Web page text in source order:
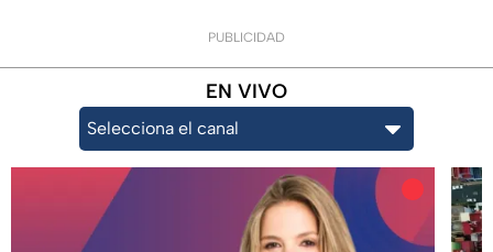
PUBLICIDAD
EN VIVO
Selecciona el canal